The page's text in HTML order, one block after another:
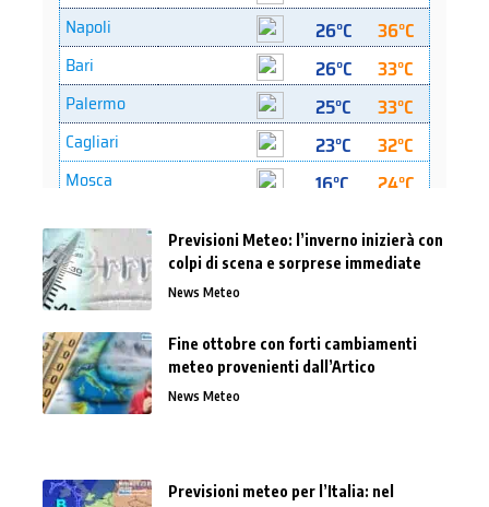
Previsioni Meteo: l’inverno inizierà con
colpi di scena e sorprese immediate
News Meteo
Fine ottobre con forti cambiamenti
meteo provenienti dall’Artico
News Meteo
Previsioni meteo per l’Italia: nel